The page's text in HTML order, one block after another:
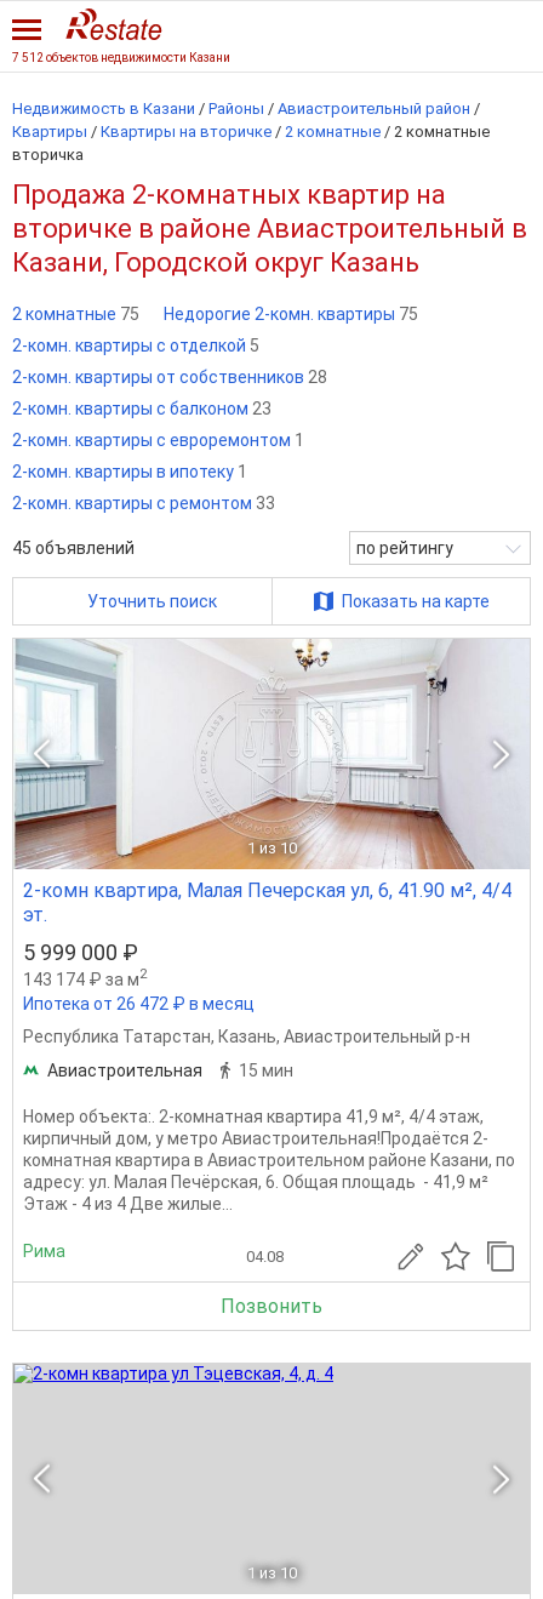
7 512 объектов недвижимости Казани
Недвижимость в Казани / Районы / Авиастроительный район /
Квартиры / Квартиры на вторичке / 2 комнатные / 2 комнатные
вторичка
Продажа 2-комнатных квартир на
вторичке в районе Авиастроительный в
Казани, Городской округ Казань
2 комнатные 75 Недорогие 2-комн. квартиры 75
2-комн. квартиры с отделкой 5
2-комн. квартиры от собственников 28
2-комн. квартиры с балконом 23
2-комн. квартиры с евроремонтом 1
2-комн. квартиры в ипотеку 1
2-комн. квартиры с ремонтом 33
45 объявлений по рейтингу
Уточнить поиск Показать на карте
1 из 10
2-комн квартира, Малая Печерская ул, 6, 41.90 м², 4/4
эт.
5 999 000 ₽
143 174 ₽ за м2
Ипотека от 26 472 ₽ в месяц
Республика Татарстан, Казань, Авиастроительный р-н
Авиастроительная
15 мин
Номер объекта:. 2-комнатная квартира 41,9 м², 4/4 этаж,
кирпичный дом, у метро Авиастроительная!Продаётся 2-
комнатная квартира в Авиастроительном районе Казани, по
адресу: ул. Малая Печёрская, 6. Общая площадь - 41,9 м²
Этаж - 4 из 4 Две жилые...
Рима 04.08
Позвонить
1 из 10